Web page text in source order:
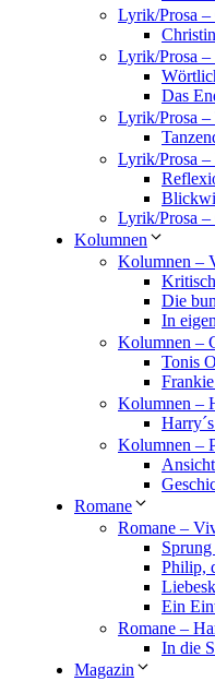
Lyrik/Prosa –
Lyrik/Prosa
Das
Lyrik/Prosa –
Lyrik/Prosa –
Lyrik/Prosa –
Kolumnen
Kolumnen –
Die
In
Kolumnen –
Tonis
Kolumnen –
Kolumnen –
Romane
Romane –
Philip,
Ein
Romane –
In die
Magazin